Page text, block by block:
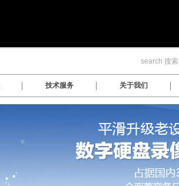
search 搜索
技术服务 关于我们